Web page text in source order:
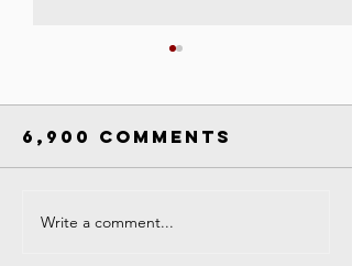
Campus
6,900 Comments
Write a comment...